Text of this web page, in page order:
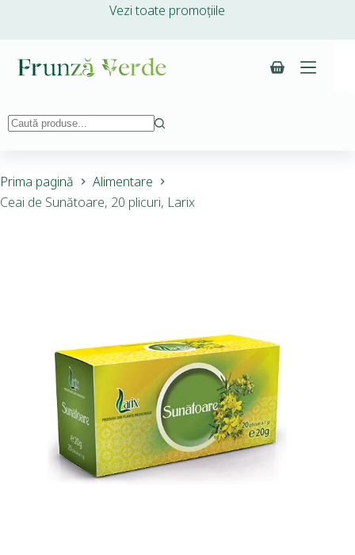
Vezi toate promoțiile
Prima pagină
Alimentare
Ceai de Sunătoare, 20 plicuri, Larix